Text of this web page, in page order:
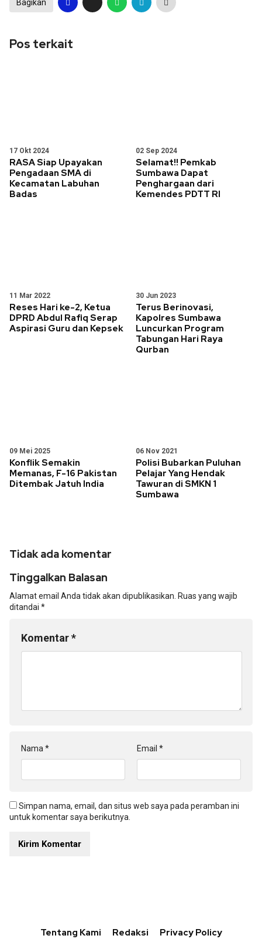
Bagikan
Pos terkait
17 Okt 2024
RASA Siap Upayakan
Pengadaan SMA di
Kecamatan Labuhan
Badas
02 Sep 2024
Selamat!! Pemkab
Sumbawa Dapat
Penghargaan dari
Kemendes PDTT RI
11 Mar 2022
Reses Hari ke-2, Ketua
DPRD Abdul Rafiq Serap
Aspirasi Guru dan Kepsek
30 Jun 2023
Terus Berinovasi,
Kapolres Sumbawa
Luncurkan Program
Tabungan Hari Raya
Qurban
09 Mei 2025
Konflik Semakin
Memanas, F-16 Pakistan
Ditembak Jatuh India
06 Nov 2021
Polisi Bubarkan Puluhan
Pelajar Yang Hendak
Tawuran di SMKN 1
Sumbawa
Tidak ada komentar
Tinggalkan Balasan
Alamat email Anda tidak akan dipublikasikan. Ruas yang wajib
ditandai *
Komentar*
Nama * Email *
Simpan nama, email, dan situs web saya pada peramban ini
untuk komentar saya berikutnya.
Tentang Kami Redaksi Privacy Policy